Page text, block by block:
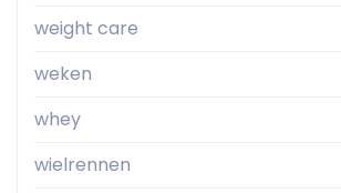
weight care
weken
whey
wielrennen